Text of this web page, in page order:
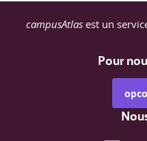
campusAtlas est un
Pour